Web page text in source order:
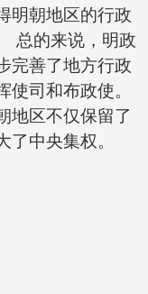
明朝地区的行政
总的来说，明政
完善了地方行政
司和布政使。
地区不仅保留了
中央集权。